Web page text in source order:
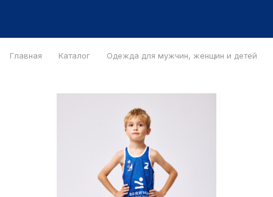
Главная Каталог Одежда для мужчин, женщин и детей